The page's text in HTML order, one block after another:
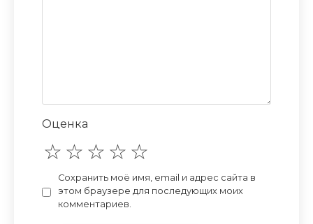
Оценка
Сохранить моё имя, email и адрес сайта в
этом браузере для последующих моих
комментариев.